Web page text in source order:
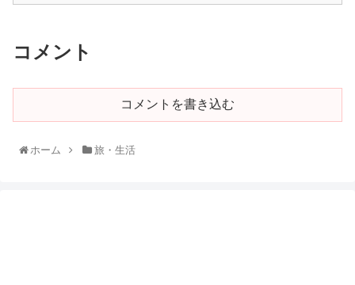
コメント
コメントを書き込む
ホーム 旅・生活